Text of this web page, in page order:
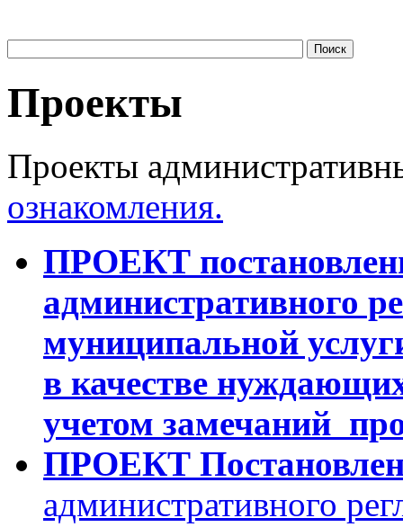
Проекты
Проекты
ознакомления.
ПРОЕКТ
административного
муниципальной
в качестве
учетом замечаний
ПРОЕКТ
административного